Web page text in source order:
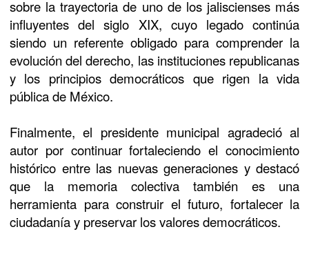
sobre la trayectoria de uno de los jaliscienses más
influyentes del siglo XIX, cuyo legado continúa
siendo un referente obligado para comprender la
evolución del derecho, las instituciones republicanas
y los principios democráticos que rigen la vida
pública de México.
Finalmente, el presidente municipal agradeció al
autor por continuar fortaleciendo el conocimiento
histórico entre las nuevas generaciones y destacó
que la memoria colectiva también es una
herramienta para construir el futuro, fortalecer la
ciudadanía y preservar los valores democráticos.